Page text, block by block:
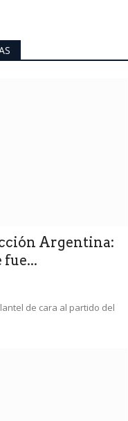
Argentina:
de cara al partido del